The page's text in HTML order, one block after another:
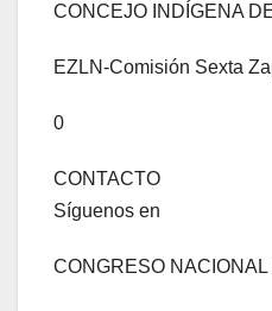
CONCEJO INDÍGENA
EZLN-Comisión Sexta
0
CONTACTO
Síguenos en
CONGRESO NACIONAL